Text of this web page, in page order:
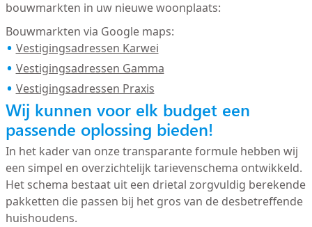
bouwmarkten in uw nieuwe woonplaats:
Bouwmarkten via Google maps:
Vestigingsadressen Karwei
Vestigingsadressen Gamma
Vestigingsadressen Praxis
Wij kunnen voor elk budget een
passende oplossing bieden!
In het kader van onze transparante formule hebben wij
een simpel en overzichtelijk tarievenschema ontwikkeld.
Het schema bestaat uit een drietal zorgvuldig berekende
pakketten die passen bij het gros van de desbetreffende
huishoudens.